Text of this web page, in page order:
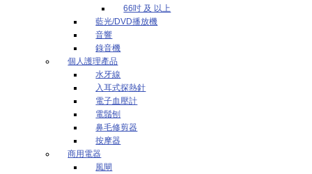
66吋 及 以上
藍光/DVD播放機
音響
錄音機
個人護理產品
水牙線
入耳式探熱針
電子血壓計
電鬚刨
鼻毛修剪器
按摩器
商用電器
風閘